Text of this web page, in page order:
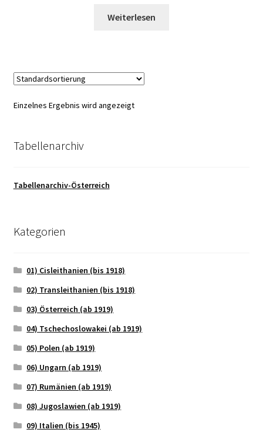
Weiterlesen
Einzelnes Ergebnis wird angezeigt
Tabellenarchiv
Tabellenarchiv-Österreich
Kategorien
01) Cisleithanien (bis 1918)
02) Transleithanien (bis 1918)
03) Österreich (ab 1919)
04) Tschechoslowakei (ab 1919)
05) Polen (ab 1919)
06) Ungarn (ab 1919)
07) Rumänien (ab 1919)
08) Jugoslawien (ab 1919)
09) Italien (bis 1945)